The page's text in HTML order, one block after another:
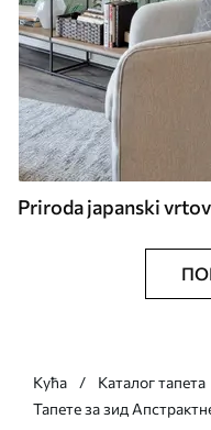
Priroda japanski
Кућа Каталог тапета
Тапете за зид